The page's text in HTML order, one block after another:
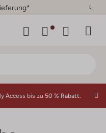
Access bis zu 50 % Rabatt.